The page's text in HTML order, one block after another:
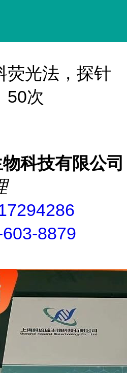
荧光法，探针
50次
科技有限公司
8879